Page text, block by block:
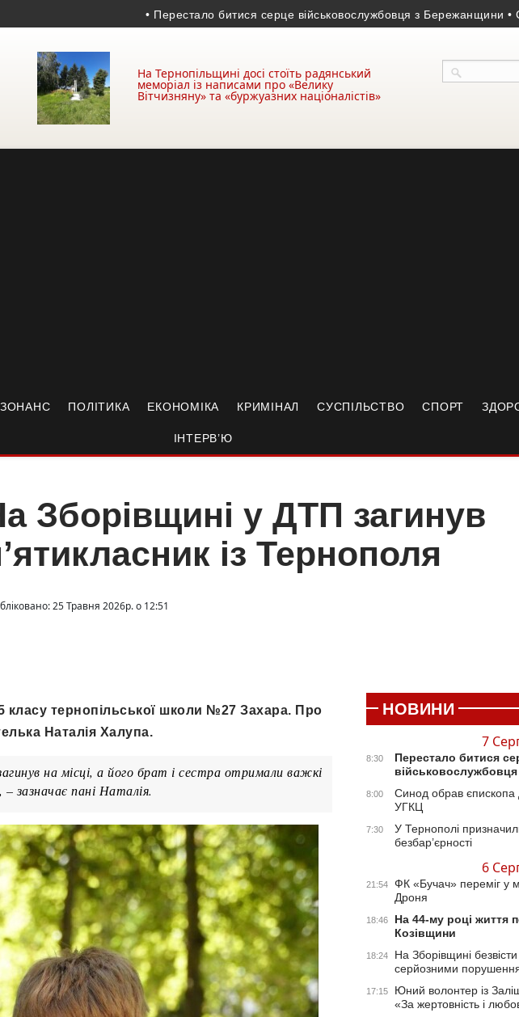
• Перестало битися серце військовослужбовця з Бережанщини • Синод
На Тернопільщині досі стоїть радянський
меморіал із написами про «Велику
Вітчизняну» та «буржуазних націоналістів»
ПОЛІТИКА ЕКОНОМІКА КРИМІНАЛ СУСПІЛЬСТВО СПОРТ
ІНТЕРВ’Ю
Зборівщині у ДТП загинув
із Тернополя
25 Травня 2026р. о 12:51
класу тернопільської школи №27 Захара. Про
Наталія Халупа.
на місці, а його брат і сестра отримали важкі
зазначає пані Наталія.
НОВИНИ
7
8:30
Перестало битися
8:00
Синод обрав єпископа
УГКЦ
7:30
У Тернополі
безбар’єрності
6
21:54
ФК «Бучач» переміг у
Дроня
18:46
На 44-му році життя
Козівщини
18:24
На Зборівщині безвісти
серйозними
17:15
Юний волонтер із
«За жертовність і